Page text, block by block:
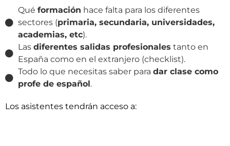
Qué formación hace falta para los diferentes
sectores (primaria, secundaria, universidades,
academias, etc).
Las diferentes salidas profesionales tanto en
España como en el extranjero (checklist).
Todo lo que necesitas saber para dar clase como
profe de español.
Los asistentes tendrán acceso a: